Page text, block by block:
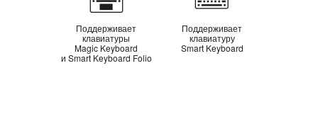
клавиатуры
Поддерживает
клавиатуры
Magic Keyboard
и Smart Keyboard Folio
Поддерживает
клавиатуру
Smart Keyboard